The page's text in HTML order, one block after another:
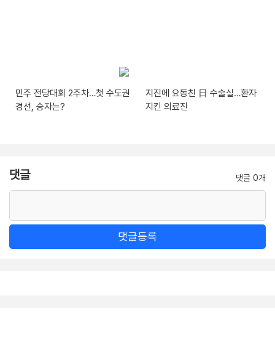
민주 전당대회 2주차…첫 수도권
경선, 승자는?
지진에 요동친 日 수술실…환자
지킨 의료진
댓글 댓글 0개
댓글등록